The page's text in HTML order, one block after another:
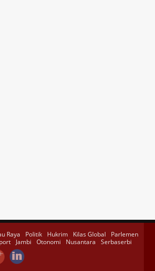
Raya Politik Hukrim Kilas Global
Parlemen
Jambi Otonomi Nusantara Serbaserbi